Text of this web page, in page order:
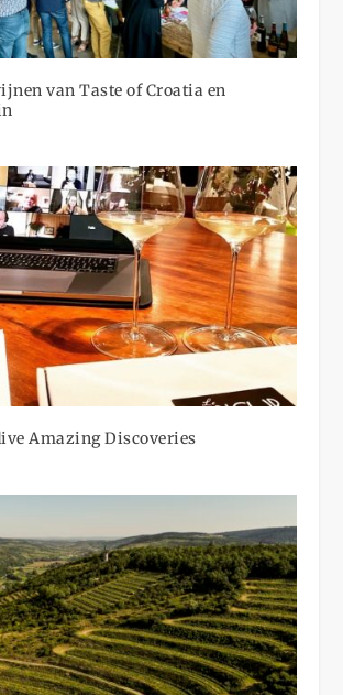
van Taste of Croatia en
Amazing Discoveries